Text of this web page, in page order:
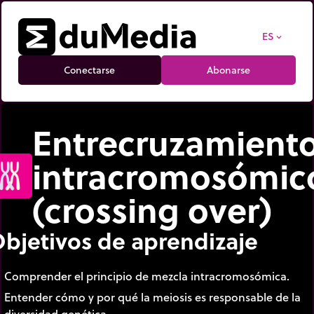
ES expand_more
Conectarse Abonarse
(crossing over)
de aprendizaje
Comprender el principio de mezcla intracromosómica.
Entender cómo y por qué la meiosis es responsable de la